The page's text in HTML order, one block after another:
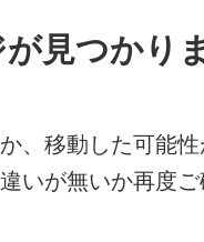
見つかり
、移動した可能性
いが無いか再度ご